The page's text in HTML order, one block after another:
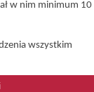
w nim minimum 10
wszystkim